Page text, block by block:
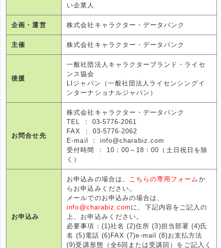
い企業人
企画・運営 株式会社キャラクター・データバンク
主催 株式会社キャラクター・データバンク
後援
一般社団法人キャラクターブランド・ライセ
ンス協会
LIジャパン（一般社団法人ライセンシングイ
ンターナショナルジャパン）
お問合せ先
株式会社キャラクター・データバンク
TEL ： 03-5776-2061
FAX ： 03-5776-2062
E-mail ： info@charabiz.com
受付時間 ： 10：00～18：00（土日祝日を除
く）
お申込み
お申込みの場合は、 こちらの専用フォーム か
らお申込みください。
メールでのお申込みの場合は、
info@charabiz.com に、下記内容をご記入の
上、お申込みください。
必要事項：(1)社名 (2)住所 (3)担当部署 (4)氏
名 (5)電話 (6)FAX (7)e-mail (8)お支払方法
(9)受講形態（全6回または受講回）をご記入く